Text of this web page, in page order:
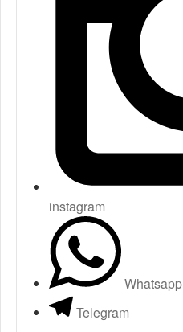
instagram
Whatsapp
Telegram